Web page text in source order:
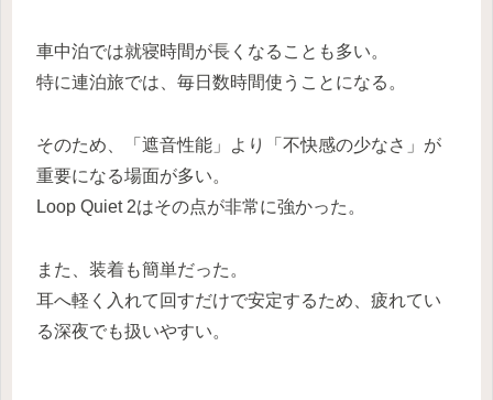
車中泊では就寝時間が長くなることも多い。
特に連泊旅では、毎日数時間使うことになる。
そのため、「遮音性能」より「不快感の少なさ」が
重要になる場面が多い。
Loop Quiet 2はその点が非常に強かった。
また、装着も簡単だった。
耳へ軽く入れて回すだけで安定するため、疲れてい
る深夜でも扱いやすい。